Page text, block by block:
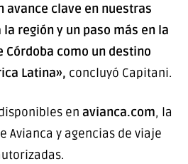
avance clave en nuestras
región y un paso más en la
Córdoba como un destino
Latina», concluyó Capitani.
en avianca.com, la
Avianca y agencias de viaje